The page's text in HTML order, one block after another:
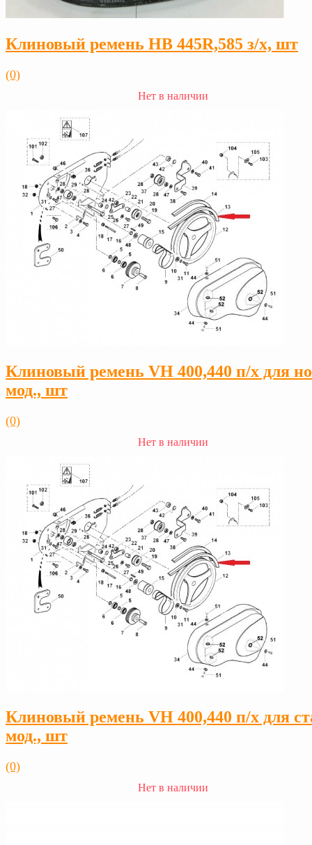
Клиновый ремень HB 445R,585 з/х, шт
(0)
Нет в наличии
Клиновый ремень VH 400,440 п/х для
мод., шт
(0)
Нет в наличии
Клиновый ремень VH 400,440 п/х для
мод., шт
(0)
Нет в наличии